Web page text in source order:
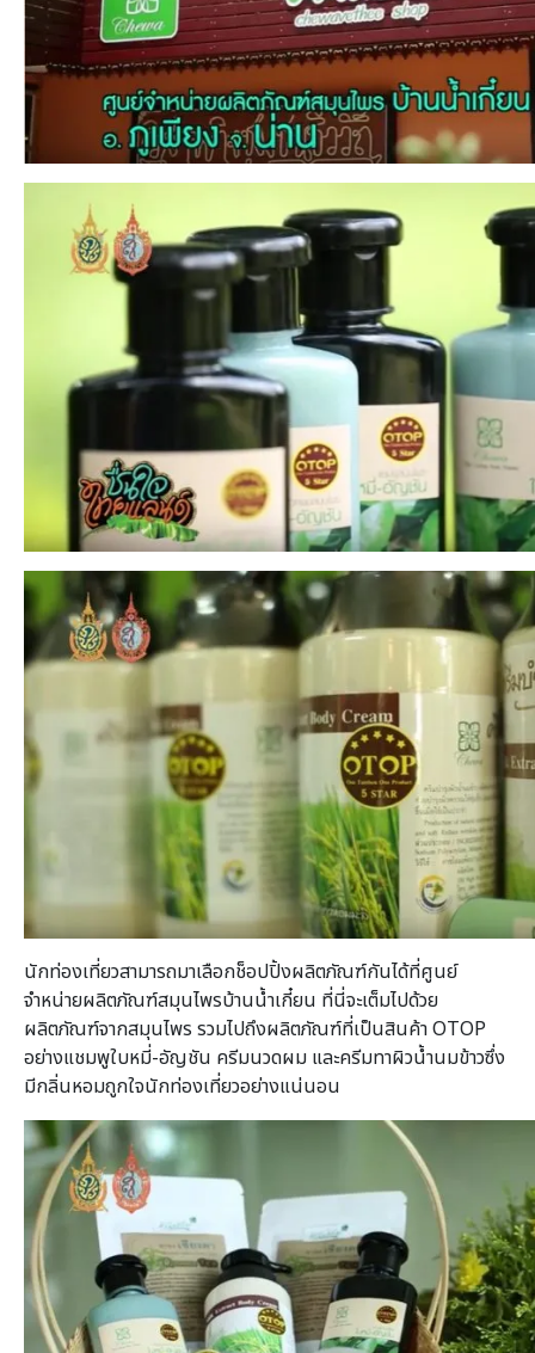
นักท่องเที่ยวสามารถมาเลือกช็อปปิ้งผลิตภัณฑ์กันได้ที่ศูนย์
จำหน่ายผลิตภัณฑ์สมุนไพรบ้านน้ำเกี๋ยน ที่นี่จะเต็มไปด้วย
ผลิตภัณฑ์จากสมุนไพร รวมไปถึงผลิตภัณฑ์ที่เป็นสินค้า OTOP
อย่างแชมพูใบหมี่-อัญชัน ครีมนวดผม และครีมทาผิวน้ำนมข้าวซึ่ง
มีกลิ่นหอมถูกใจนักท่องเที่ยวอย่างแน่นอน